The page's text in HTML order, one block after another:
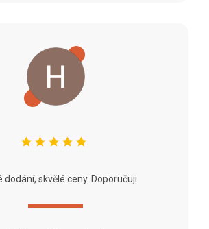
dodání, skvělé ceny. Doporučuji